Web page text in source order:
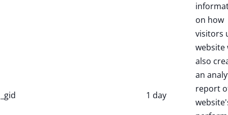
_gid 1 day
on how
visitors
website
also
an
report